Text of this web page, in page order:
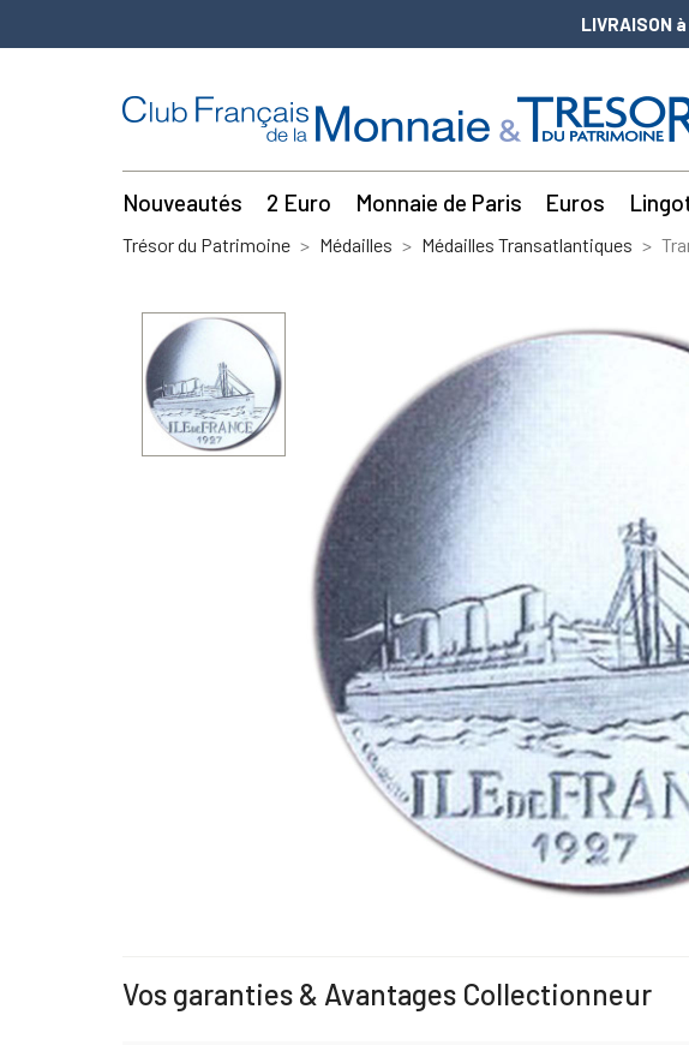
LIVRAISON
Nouveautés 2 Euro Monnaie de Paris Euros
Trésor du Patrimoine Médailles Médailles Transatlantiques
Vos garanties & Avantages Collectionneur